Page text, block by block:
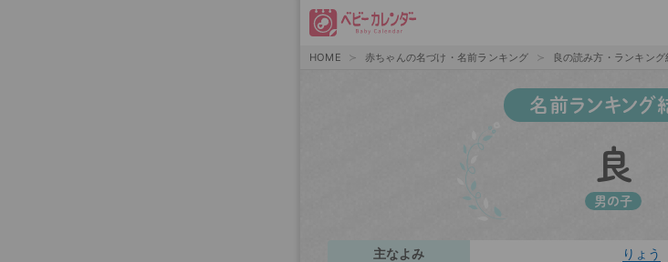
HOME 赤ちゃんの名づけ・名前ランキング 良の読み方・ランキング
名前ランキング
良
男の子
主なよみ りょう